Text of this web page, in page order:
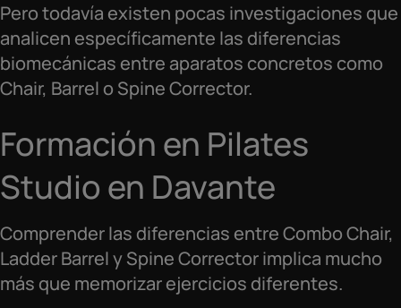
Pero todavía existen pocas investigaciones que
analicen específicamente las diferencias
biomecánicas entre aparatos concretos como
Chair, Barrel o Spine Corrector.
Formación en Pilates
Studio en Davante
Comprender las diferencias entre Combo Chair,
Ladder Barrel y Spine Corrector implica mucho
más que memorizar ejercicios diferentes.